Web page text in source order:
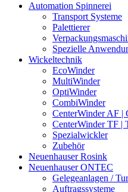
Automation Spinnerei
Transport Systeme
Palettierer
Spezielle
Wickeltechnik
EcoWinder
MultiWinder
OptiWinder
CombiWinder
CenterWinder AF |
CenterWinder TF |
Spezialwickler
Zubehör
Neuenhauser Rosink
Neuenhauser ONTEC
Gelegeanlagen /
Auftragssysteme